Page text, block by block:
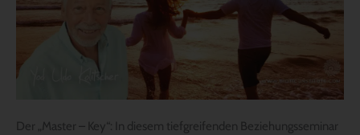
Der „Master – Key“: In diesem tiefgreifenden Beziehungsseminar
Beziehung
funktionieren